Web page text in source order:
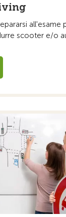
all'esame
scooter e/o